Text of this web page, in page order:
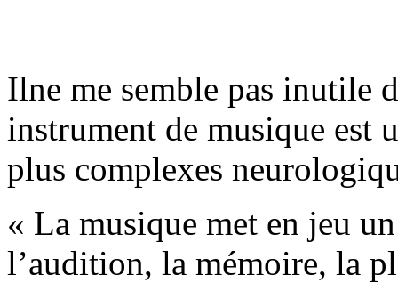
Ilne me semble pas inutile
instrument de musique est
plus complexes
« La musique met en jeu
l’audition, la mémoire, la